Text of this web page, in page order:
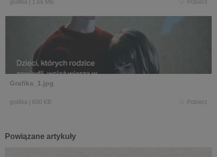
grafika 1,66 MB Pobierz
Grafika_1.jpg
grafika 600 KB Pobierz
Powiązane artykuły